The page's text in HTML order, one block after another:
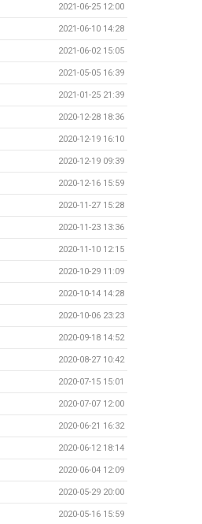
2021-06-25 12:00
2021-06-10 14:28
2021-06-02 15:05
2021-05-05 16:39
2021-01-25 21:39
2020-12-28 18:36
2020-12-19 16:10
2020-12-19 09:39
2020-12-16 15:59
2020-11-27 15:28
2020-11-23 13:36
2020-11-10 12:15
2020-10-29 11:09
2020-10-14 14:28
2020-10-06 23:23
2020-09-18 14:52
2020-08-27 10:42
2020-07-15 15:01
2020-07-07 12:00
2020-06-21 16:32
2020-06-12 18:14
2020-06-04 12:09
2020-05-29 20:00
2020-05-16 15:59